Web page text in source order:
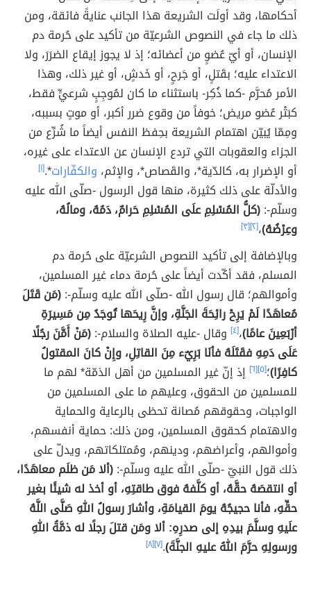
أحكامها، وقد أولَت الشريعة هذا الجانب عنايةً فائقة، ومن
ذلك ما جاء في النصوص الشرعيّة من تأكيد على حُرمة دم
الإنسان، أو أيّ عُضوٍ من أعضائه؛ إذ لا يجوز إيقاع الضرَرَ، ولا
الاعتداء عليه؛ بقَتلٍ، أو جَرحٍ، أو خَدشٍ، أو غير ذلك، وهذا
الأمر مُحرَّم -كما ذُكِر- باستثناء ما كان لمُوجِبٍ شرعيٍّ فقط،
كبَتْر عُضو مريض؛ خوفاً من وقوع ضرر أكبر، أو موتٍ بسببه،
ومِمّا يُبيّن اهتمام الشريعة بحِفظ النفس أيضاً ما شُرِّع من
الجزاء والعقوبات التي تردع الإنسان عن الاعتداء على غيره،
أو الإضرار به، كالدّية*، والقَصاص*، والإثم، والكفّارات*.[١]
والأدلّة على ذلك كثيرة، منها قول الرسول -صلّى الله عليه
وسلّم-:(كلُّ المُسْلِمِ علَى المُسْلِمِ حَرامٌ، دَمُهُ، ومالُهُ،
وعِرْضُهُ)،[٢] [٣]
وبالإضافة إلى تأكيد النصوص الشرعيّة على حُرمة دم
المسلم، فقد أكّدت أيضاً على حُرمة دماء غير المسلمين،
وأموالهم؛ قال رسول الله -صلّى الله عليه وسلّم-:(مَن قَتَلَ
مُعاهَدًا لَمْ يَرِحْ رائِحَةَ الجَنَّةِ، وإنَّ رِيحَها تُوجَدُ مِن مَسِيرَةِ
أرْبَعِينَ عامًا)،[٤] وقال -عليه الصلاة والسلام-:(مَنْ أَمَّنَ رجُلًا
عَلَى دَمِهِ فقَتَلَهُ فأنَا بَرِيٌء مِنَ القاتِلِ، وإِنْ كانَ المقتولُ
كافِرًا)؛[٥] [٦]
إذ إنّ غير المسلمين من أهل الذمّة* لهم ما
للمسلمين من الحقوق، وعليهم ما على المسلمين من
الواجبات، وحقوقهم مُصانة تحظى بالرعاية والحماية
والاهتمام كحقوق المسلمين، ومن ذلك: حماية أنفسهم،
وأموالهم، وأعراضهم، ودينهم، ومُمتلكاتهم، ويدلّ على
ذلك قول النبيّ -صلّى الله عليه وسلّم-:(ألا مَن ظلَم معاهَدًا،
أو انتقصَهُ حقَّهُ، أو كلَّفهُ فوق طاقتِهِ، أو أخذ له شيئًا بغير
حقِّهِ، فأنا حجيجُهُ يومَ القيامَةِ، وأشارَ رسولُ اللهِ صَلَّى اللَّهُ
علَيهِ وسلَّمَ بيدِهِ إلى صدرِهِ: ألا ومَن قتلَ رجلًا له ذمَّةُ اللهِ
ورسولِهِ حرَّمَ اللهُ عليهِ الجنَّةَ).[٧] [٨]